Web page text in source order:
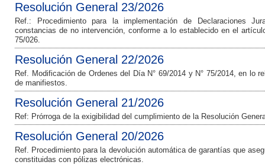
Resolución General 23/2026
Ref.: Procedimiento para la implementación de Declaraciones
constancias de no intervención, conforme a lo establecido en el
75/026.
Resolución General 22/2026
Ref. Modificación de Ordenes del Día N° 69/2014 y N° 75/2014, en lo
de manifiestos.
Resolución General 21/2026
Ref: Prórroga de la exigibilidad del cumplimiento de la Resolución
Resolución General 20/2026
Ref. Procedimiento para la devolución automática de garantías que
constituidas con pólizas electrónicas.